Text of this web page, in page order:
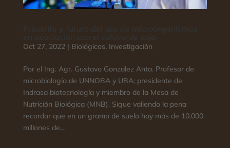
Oct 27, 2022 | Biológicos, Investigación
Por el Ing. Agr. Gustavo Gonzalez Anta. Profesor de
microbiología de UNNOBA y UBA; presidente de
Indrasa biotecnología y miembro de la Mesa de
Nutrición Biológica (MNB). Sigue valiendo la pena
recordar que en un gramo de suelo hay más de 10.000
millones de...